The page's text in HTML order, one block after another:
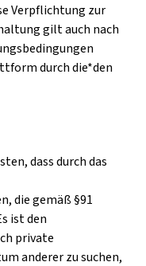
Verpflichtung zur
gilt auch nach
durch die*den
dass durch das
die gemäß §91
ist den
private
anderer zu suchen,